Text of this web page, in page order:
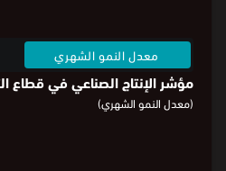
معدل النمو الشهري
مؤشر الإنتاج الصناعي في قطاع
(معدل النمو الشهري)